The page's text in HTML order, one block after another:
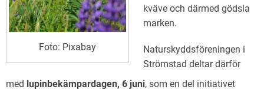
Foto: Pixabay
kväve och därmed gödsla
marken.
Naturskyddsföreningen i
Strömstad deltar därför
med lupinbekämpardagen, 6 juni, som en del initiativet